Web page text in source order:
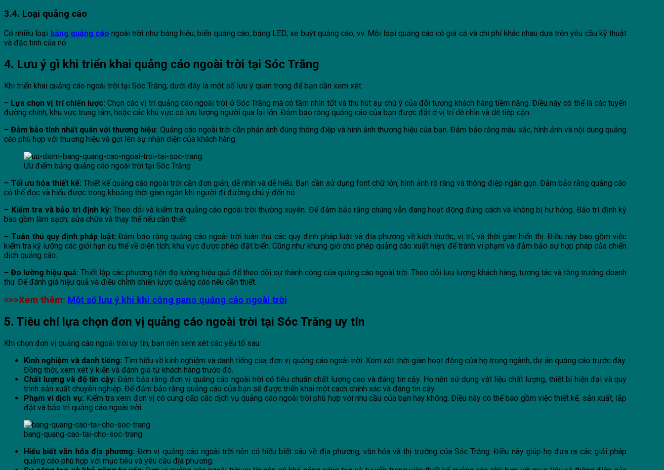
3.4. Loại quảng cáo
Có nhiều loại bảng quảng cáo ngoài trời như bảng hiệu; biển quảng cáo; bảng LED; xe buýt quảng cáo, vv. Mỗi loại quảng cáo có giá cả và chi phí khác nhau dựa trên yêu cầu kỹ thuật
và đặc tính của nó.
4. Lưu ý gì khi triển khai quảng cáo ngoài trời tại Sóc Trăng
Khi triển khai quảng cáo ngoài trời tại Sóc Trăng; dưới đây là một số lưu ý quan trọng để bạn cần xem xét:
– Lựa chọn vị trí chiến lược: Chọn các vị trí quảng cáo ngoài trời ở Sóc Trăng mà có tầm nhìn tốt và thu hút sự chú ý của đối tượng khách hàng tiềm năng. Điều này có thể là các tuyến
đường chính, khu vực trung tâm; hoặc các khu vực có lưu lượng người qua lại lớn. Đảm bảo rằng quảng cáo của bạn được đặt ở vị trí dễ nhìn và dễ tiếp cận.
– Đảm bảo tính nhất quán với thương hiệu: Quảng cáo ngoài trời cần phản ánh đúng thông điệp và hình ảnh thương hiệu của bạn. Đảm bảo rằng màu sắc, hình ảnh và nội dung quảng
cáo phù hợp với thương hiệu và gợi lên sự nhận diện của khách hàng.
Ưu điểm bảng quảng cáo ngoài trời tại Sóc Trăng
– Tối ưu hóa thiết kế: Thiết kế quảng cáo ngoài trời cần đơn giản, dễ nhìn và dễ hiểu. Bạn cần sử dụng font chữ lớn; hình ảnh rõ ràng và thông điệp ngắn gọn. Đảm bảo rằng quảng cáo
có thể đọc và hiểu được trong khoảng thời gian ngắn khi người đi đường chú ý đến nó.
– Kiểm tra và bảo trì định kỳ: Theo dõi và kiểm tra quảng cáo ngoài trời thường xuyên. Để đảm bảo rằng chúng vẫn đang hoạt động đúng cách và không bị hư hỏng. Bảo trì định kỳ
bao gồm làm sạch; sửa chữa và thay thế nếu cần thiết.
– Tuân thủ quy định pháp luật: Đảm bảo rằng quảng cáo ngoài trời tuân thủ các quy định pháp luật và địa phương về kích thước, vị trí, và thời gian hiển thị. Điều này bao gồm việc
kiểm tra kỹ lưỡng các giới hạn cụ thể về diện tích; khu vực được phép đặt biển. Cũng như khung giờ cho phép quảng cáo xuất hiện; để tránh vi phạm và đảm bảo sự hợp pháp của chiến
dịch quảng cáo.
– Đo lường hiệu quả: Thiết lập các phương tiện đo lường hiệu quả để theo dõi sự thành công của quảng cáo ngoài trời. Theo dõi lưu lượng khách hàng, tương tác và tăng trưởng doanh
thu. Để đánh giá hiệu quả và điều chỉnh chiến lược quảng cáo nếu cần thiết.
=>>Xem thêm: Một số lưu ý khi khi công pano quảng cáo ngoài trời
5. Tiêu chí lựa chọn đơn vị quảng cáo ngoài trời tại Sóc Trăng uy tín
Khi chọn đơn vị quảng cáo ngoài trời uy tín, bạn nên xem xét các yếu tố sau:
Kinh nghiệm và danh tiếng: Tìm hiểu về kinh nghiệm và danh tiếng của đơn vị quảng cáo ngoài trời. Xem xét thời gian hoạt động của họ trong ngành, dự án quảng cáo trước đây.
Đồng thời, xem xét ý kiến và đánh giá từ khách hàng trước đó.
Chất lượng và độ tin cậy: Đảm bảo rằng đơn vị quảng cáo ngoài trời có tiêu chuẩn chất lượng cao và đáng tin cậy. Họ nên sử dụng vật liệu chất lượng, thiết bị hiện đại và quy
trình sản xuất chuyên nghiệp. Để đảm bảo rằng quảng cáo của bạn sẽ được triển khai một cách chính xác và đáng tin cậy.
Phạm vi dịch vụ: Kiểm tra xem đơn vị có cung cấp các dịch vụ quảng cáo ngoài trời phù hợp với nhu cầu của bạn hay không. Điều này có thể bao gồm việc thiết kế, sản xuất, lắp
đặt và bảo trì quảng cáo ngoài trời.
bang-quang-cao-tai-cho-soc-trang
Hiểu biết văn hóa địa phương: Đơn vị quảng cáo ngoài trời nên có hiểu biết sâu về địa phương, văn hóa và thị trường của Sóc Trăng. Điều này giúp họ đưa ra các giải pháp
quảng cáo phù hợp với mục tiêu và yêu cầu địa phương.